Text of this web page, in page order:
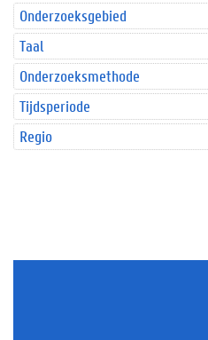
Onderzoeksgebied
Taal
Onderzoeksmethode
Tijdsperiode
Regio